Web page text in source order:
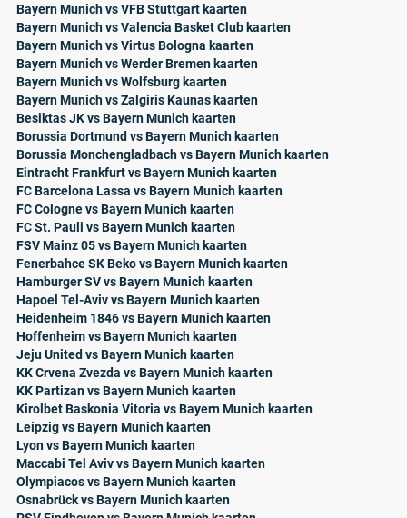
Bayern Munich vs VFB Stuttgart kaarten
Bayern Munich vs Valencia Basket Club kaarten
Bayern Munich vs Virtus Bologna kaarten
Bayern Munich vs Werder Bremen kaarten
Bayern Munich vs Wolfsburg kaarten
Bayern Munich vs Zalgiris Kaunas kaarten
Besiktas JK vs Bayern Munich kaarten
Borussia Dortmund vs Bayern Munich kaarten
Borussia Monchengladbach vs Bayern Munich kaarten
Eintracht Frankfurt vs Bayern Munich kaarten
FC Barcelona Lassa vs Bayern Munich kaarten
FC Cologne vs Bayern Munich kaarten
FC St. Pauli vs Bayern Munich kaarten
FSV Mainz 05 vs Bayern Munich kaarten
Fenerbahce SK Beko vs Bayern Munich kaarten
Hamburger SV vs Bayern Munich kaarten
Hapoel Tel-Aviv vs Bayern Munich kaarten
Heidenheim 1846 vs Bayern Munich kaarten
Hoffenheim vs Bayern Munich kaarten
Jeju United vs Bayern Munich kaarten
KK Crvena Zvezda vs Bayern Munich kaarten
KK Partizan vs Bayern Munich kaarten
Kirolbet Baskonia Vitoria vs Bayern Munich kaarten
Leipzig vs Bayern Munich kaarten
Lyon vs Bayern Munich kaarten
Maccabi Tel Aviv vs Bayern Munich kaarten
Olympiacos vs Bayern Munich kaarten
Osnabrück vs Bayern Munich kaarten